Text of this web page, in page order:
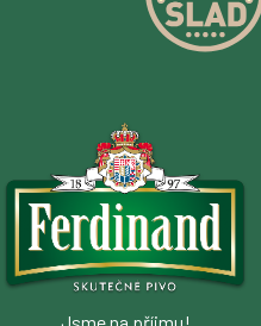
Jsme na příjmu!